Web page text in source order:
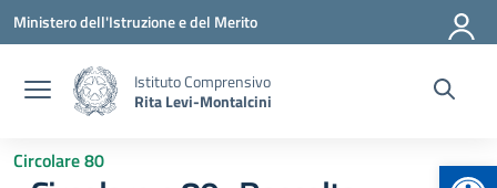
Vai ai contenuti
Vai al menu di navigazione
Vai al footer
Ministero dell'Istruzione e del Merito
Istituto Comprensivo
Rita Levi-Montalcini
Circolare 80